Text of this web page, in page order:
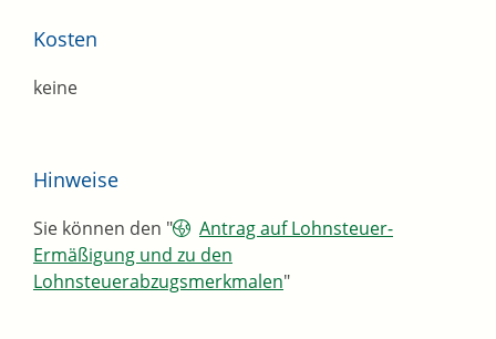
Kosten
keine
Hinweise
Sie können den "
Antrag auf Lohnsteuer-
Ermäßigung und zu den
Lohnsteuerabzugsmerkmalen"